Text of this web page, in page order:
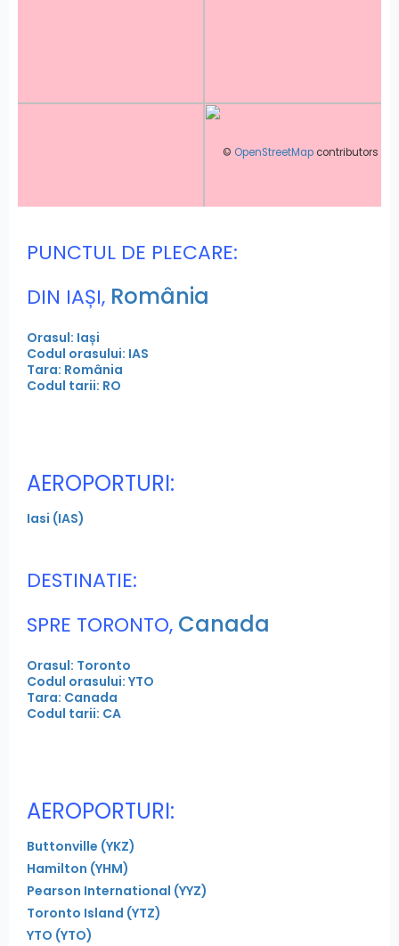
© OpenStreetMap contributors
PUNCTUL DE PLECARE:
DIN IAȘI, România
Orasul: Iași
Codul orasului: IAS
Tara: România
Codul tarii: RO
AEROPORTURI:
Iasi (IAS)
DESTINATIE:
SPRE TORONTO, Canada
Orasul: Toronto
Codul orasului: YTO
Tara: Canada
Codul tarii: CA
AEROPORTURI:
Buttonville (YKZ)
Hamilton (YHM)
Pearson International (YYZ)
Toronto Island (YTZ)
YTO (YTO)